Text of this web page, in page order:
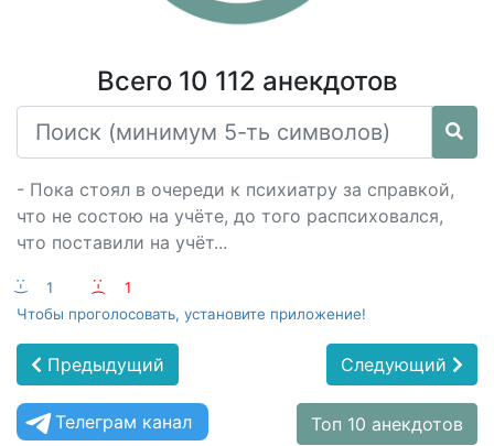
Всего 10 112 анекдотов
- Пока стоял в очереди к психиатру за справкой,
что не состою на учёте, до того распсиховался,
что поставили на учёт...
:-) 1 :-(
1
Чтобы проголосовать, установите приложение!
Предыдущий Следующий
Телеграм канал Топ 10 анекдотов